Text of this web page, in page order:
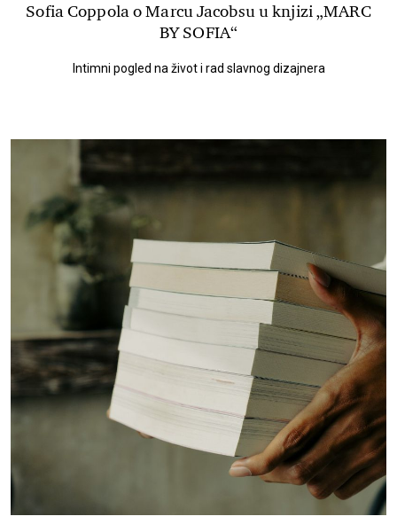
Sofia Coppola o Marcu Jacobsu u knjizi „MARC
BY SOFIA“
Intimni pogled na život i rad slavnog dizajnera